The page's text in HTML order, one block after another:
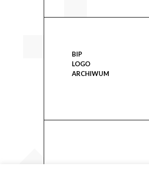
BIP
LOGO
ARCHIWUM